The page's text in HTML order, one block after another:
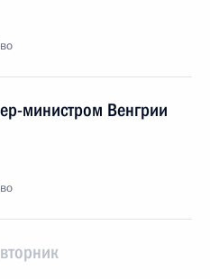
министром Венгрии